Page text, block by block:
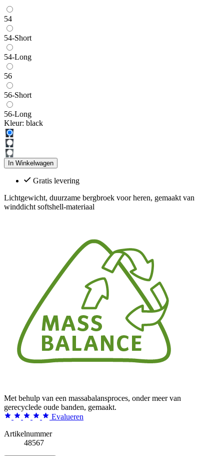
54
54-Short
54-Long
56
56-Short
56-Long
Kleur: black
In Winkelwagen
Gratis levering
Lichtgewicht, duurzame bergbroek voor heren, gemaakt van
winddicht softshell-materiaal
Met behulp van een massabalansproces, onder meer van
gerecyclede oude banden, gemaakt.
Evalueren
Artikelnummer
48567